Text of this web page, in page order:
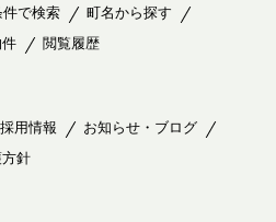
件で検索
町名から探す
閲覧履歴
採用情報
お知らせ・ブログ
針